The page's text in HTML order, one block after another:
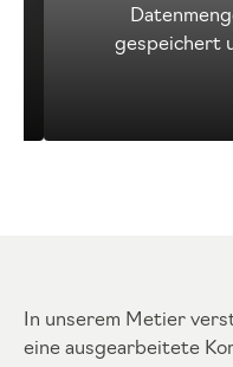
gespeichert
In unserem Metier
eine ausgearbeitete